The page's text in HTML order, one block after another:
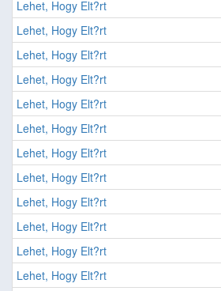
Lehet, Hogy Elt?rt
Lehet, Hogy Elt?rt
Lehet, Hogy Elt?rt
Lehet, Hogy Elt?rt
Lehet, Hogy Elt?rt
Lehet, Hogy Elt?rt
Lehet, Hogy Elt?rt
Lehet, Hogy Elt?rt
Lehet, Hogy Elt?rt
Lehet, Hogy Elt?rt
Lehet, Hogy Elt?rt
Lehet, Hogy Elt?rt